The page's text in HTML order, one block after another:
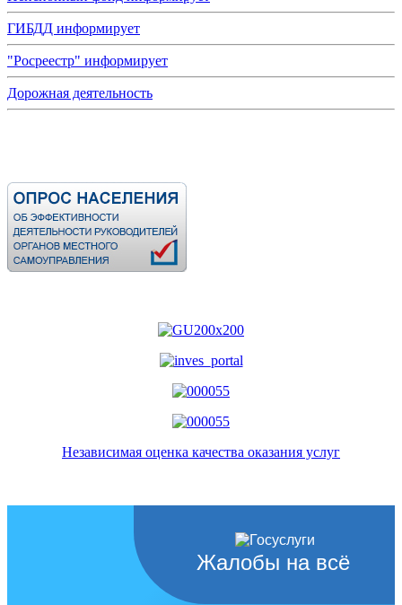
ГИБДД информирует
"Росреестр" информирует
Дорожная деятельность
Независимая оценка качества оказания услуг
Жалобы на всё